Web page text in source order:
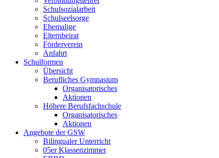
Schulsozialarbeit
Schulseelsorge
Ehemalige
Elternbeirat
Förderverein
Anfahrt
Schulformen
Übersicht
Berufliches Gymnasium
Organisatorisches
Aktionen
Höhere Berufsfachschule
Organisatorisches
Aktionen
Angebote der GSW
Bilingualer Unterricht
05er Klassenzimmer